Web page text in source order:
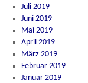
Juli 2019
Juni 2019
Mai 2019
April 2019
März 2019
Februar 2019
Januar 2019